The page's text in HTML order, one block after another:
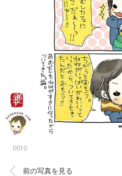
0010
前の写真を見る